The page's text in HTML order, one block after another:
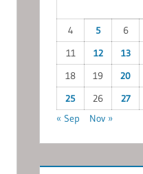
4
5 6
11
12 13
18
19 20
25
26 27
« Sep
Nov »